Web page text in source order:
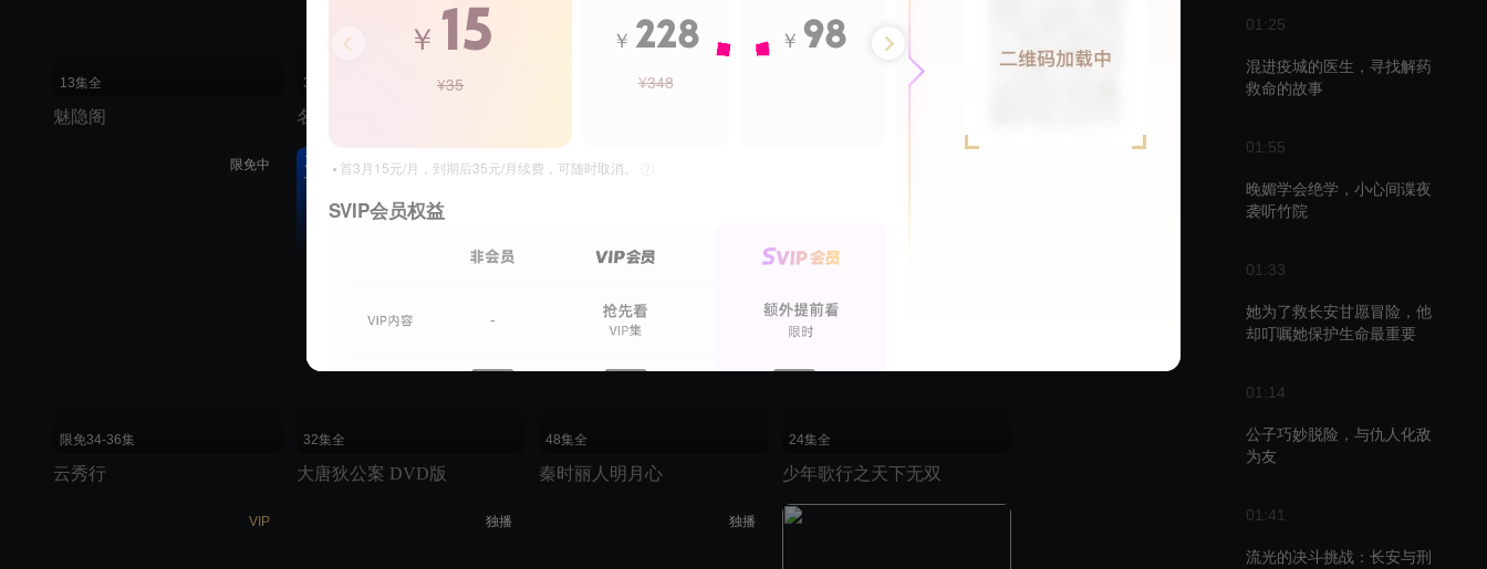
01:25
混进疫城的医生，寻找解药
救命的故事
01:55
晚媚学会绝学，小心间谍夜
袭听竹院
01:33
她为了救长安甘愿冒险，他
却叮嘱她保护生命最重要
01:14
公子巧妙脱险，与仇人化敌
为友
01:41
流光的决斗挑战：长安与刑
13集全
魅隐阁
30集全
名门暗战
限免中
限免34-36集
云秀行
独播
加追榜
TOP
32集全
大唐狄公案 DVD版
48集全
秦时丽人明月心
24集全
少年歌行之天下无双
VIP 独播 独播
￥ 15
¥35
￥ 228
¥348
￥ 98 50
首3月15元/月，到期后35元/月续费，可随时取消。
SVIP会员权益